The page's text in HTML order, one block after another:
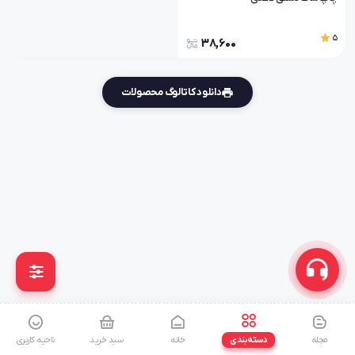
5
38,600
دانلود کاتالوگ محصولات
مجله دسته‌بندی خانه سبد خرید ناحیه کاربری